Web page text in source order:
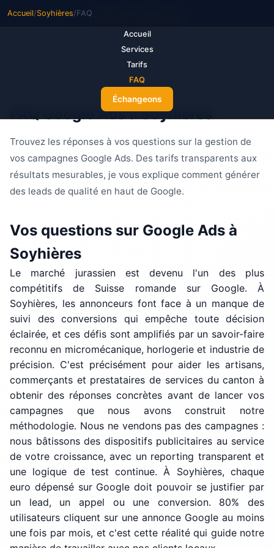
Accueil
Services
Tarifs
FAQ
Échangeons
Accueil/Soyhières/FAQ
FAQ Google Ads à Soyhières
Trouvez les réponses à vos questions sur la gestion de
vos campagnes Google Ads. Des tarifs transparents aux
résultats mesurables, je vous explique comment générer
des leads de qualité en haut de Google.
Vos questions sur Google Ads à
Soyhières
Le marché jurassien est devenu l'un des plus
compétitifs de Suisse romande sur Google. À
Soyhières, les annonceurs font face à un manque de
suivi des conversions qui empêche toute décision
éclairée, et ces défis sont amplifiés par un savoir-faire
reconnu en micromécanique, horlogerie et industrie de
précision. C'est précisément pour aider les artisans,
commerçants et prestataires de services du canton à
obtenir des réponses concrètes avant de lancer vos
campagnes que nous avons construit notre
méthodologie. Nous ne vendons pas des campagnes :
nous bâtissons des dispositifs publicitaires au service
de votre croissance, avec un reporting transparent et
une logique de test continue. À Soyhières, chaque
euro dépensé sur Google doit pouvoir se justifier par
un lead, un appel ou une conversion. 80% des
utilisateurs cliquent sur une annonce Google au moins
une fois par mois, et c'est cette réalité qui guide notre